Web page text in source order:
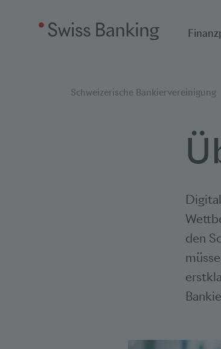
Sie befinden sich hier:
Schweizerische Bankiervereinigung
den